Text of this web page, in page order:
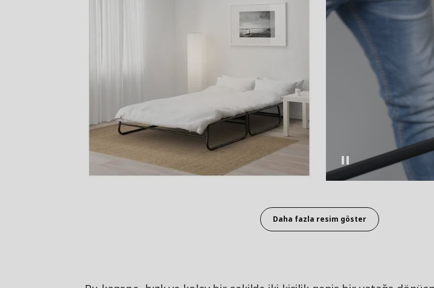
Daha fazla resim göster